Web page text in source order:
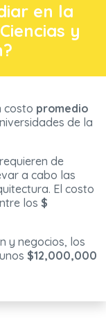
en la
y
costo promedio
de la
de
a cabo las
El costo
los $
y negocios, los
$12,000,000